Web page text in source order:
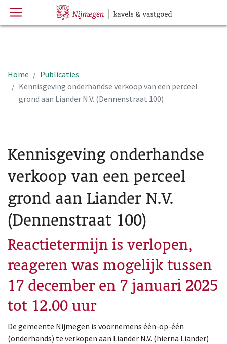
Menu Hoofdpagina
Home
Publicaties
Kennisgeving onderhandse verkoop van een perceel
grond aan Liander N.V. (Dennenstraat 100)
Kennisgeving onderhandse
verkoop van een perceel
grond aan Liander N.V.
(Dennenstraat 100)
Reactietermijn is verlopen,
reageren was mogelijk tussen
17 december en 7 januari 2025
tot 12.00 uur
De gemeente Nijmegen is voornemens één-op-één
(onderhands) te verkopen aan Liander N.V. (hierna Liander)